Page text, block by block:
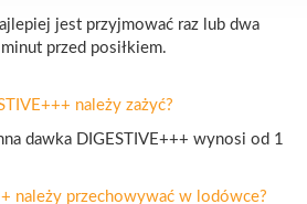
jest przyjmować raz lub dwa
przed posiłkiem.
należy zażyć?
dawka DIGESTIVE+++ wynosi od 1
należy przechowywać w lodówce?